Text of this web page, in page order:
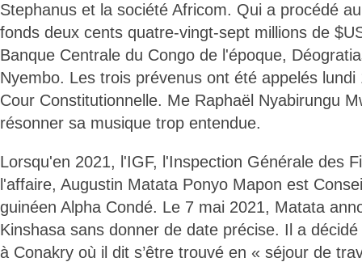
Stephanus et la société Africom. Qui a procédé
fonds deux cents quatre-vingt-sept millions de
Banque Centrale du Congo de l'époque,
Nyembo. Les trois prévenus ont été appelés
Cour Constitutionnelle. Me Raphaël Nyabirungu
résonner sa musique trop entendue.
Lorsqu'en 2021, l'IGF, l'Inspection Générale des
l'affaire, Augustin Matata Ponyo Mapon est
guinéen Alpha Condé. Le 7 mai 2021, Matata
Kinshasa sans donner de date précise. Il a décidé
à Conakry où il dit s’être trouvé en « séjour de